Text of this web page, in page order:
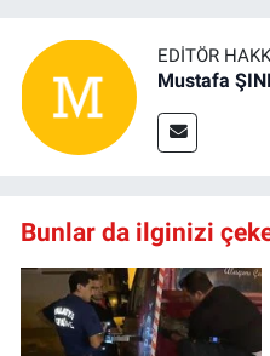
EDITÖR
Mustafa
Bunlar da ilginizi